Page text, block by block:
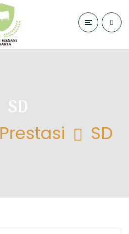
SD
Prestasi SD